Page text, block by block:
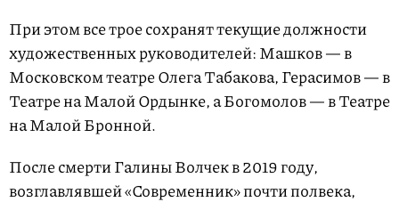
При этом все трое сохранят текущие должности
художественных руководителей: Машков — в
Московском театре Олега Табакова, Герасимов — в
Театре на Малой Ордынке, а Богомолов — в Театре
на Малой Бронной.
После смерти Галины Волчек в 2019 году,
возглавлявшей «Современник» почти полвека,